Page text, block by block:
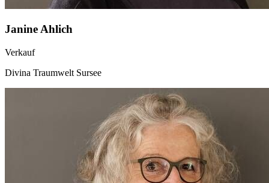
Janine Ahlich
Verkauf
Divina Traumwelt Sursee